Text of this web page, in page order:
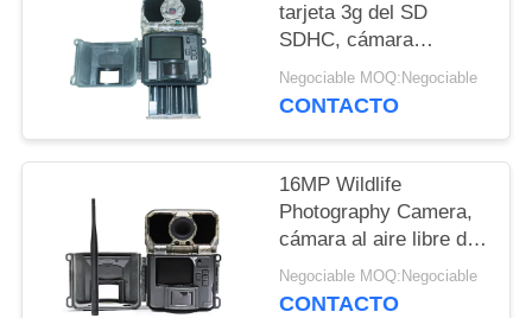
POLÍTICA
PRIVACIDAD
tarjeta 3g del SD
SDHC, cámara
programable del rastro
de HD Victure
Negociable MOQ:Negociable
CONTACTO
16MP Wildlife
Photography Camera,
cámara al aire libre de
la fauna del IR LED de
la noche
Negociable MOQ:Negociable
CONTACTO